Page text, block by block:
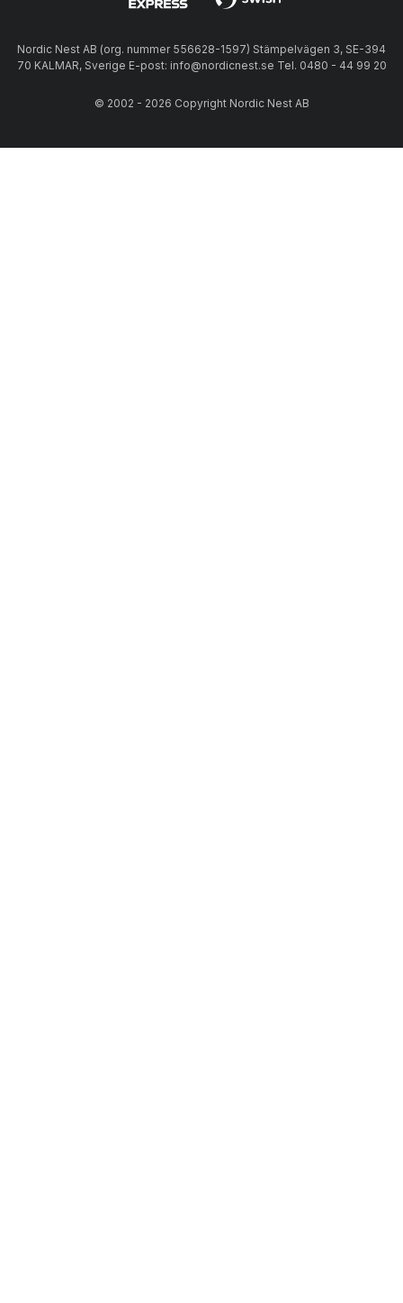
Nordic Nest AB (org. nummer 556628-1597) Stämpelvägen 3, SE-394
70 KALMAR, Sverige E-post: info@nordicnest.se Tel. 0480 - 44 99 20
© 2002 - 2026 Copyright Nordic Nest AB